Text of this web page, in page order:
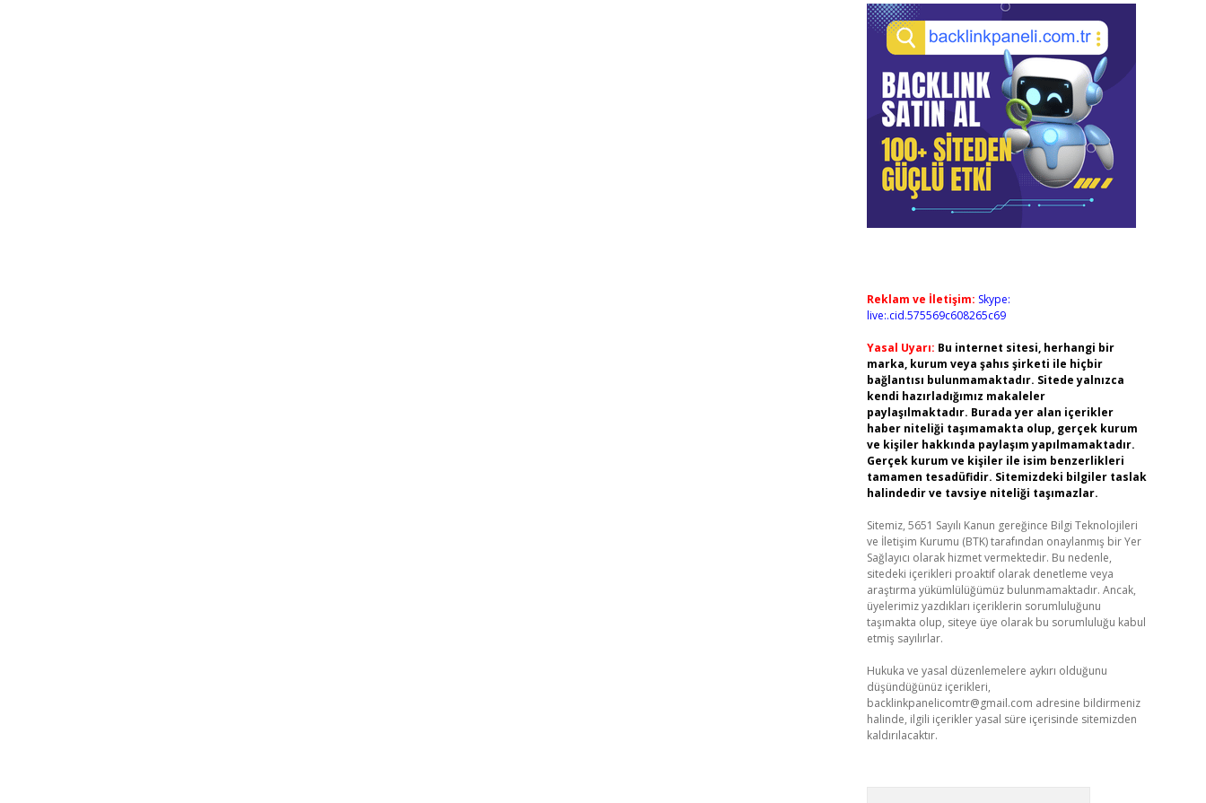
Reklam ve İletişim: Skype:
live:.cid.575569c608265c69
Yasal Uyarı: Bu internet sitesi, herhangi bir
marka, kurum veya şahıs şirketi ile hiçbir
bağlantısı bulunmamaktadır. Sitede yalnızca
kendi hazırladığımız makaleler
paylaşılmaktadır. Burada yer alan içerikler
haber niteliği taşımamakta olup, gerçek kurum
ve kişiler hakkında paylaşım yapılmamaktadır.
Gerçek kurum ve kişiler ile isim benzerlikleri
tamamen tesadüfidir. Sitemizdeki bilgiler taslak
halindedir ve tavsiye niteliği taşımazlar.
Sitemiz, 5651 Sayılı Kanun gereğince Bilgi Teknolojileri
ve İletişim Kurumu (BTK) tarafından onaylanmış bir Yer
Sağlayıcı olarak hizmet vermektedir. Bu nedenle,
sitedeki içerikleri proaktif olarak denetleme veya
araştırma yükümlülüğümüz bulunmamaktadır. Ancak,
üyelerimiz yazdıkları içeriklerin sorumluluğunu
taşımakta olup, siteye üye olarak bu sorumluluğu kabul
etmiş sayılırlar.
Hukuka ve yasal düzenlemelere aykırı olduğunu
düşündüğünüz içerikleri,
backlinkpanelicomtr@gmail.com adresine bildirmeniz
halinde, ilgili içerikler yasal süre içerisinde sitemizden
kaldırılacaktır.